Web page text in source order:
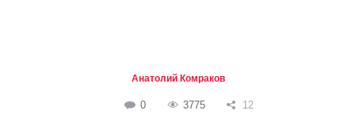
Анатолий Комраков
0 3775 12